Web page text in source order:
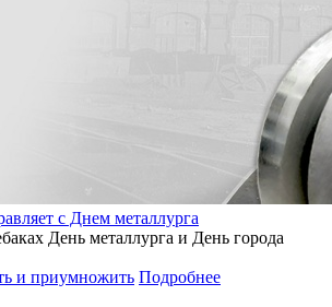
с Днем металлурга
День металлурга и День города
и приумножить Подробнее